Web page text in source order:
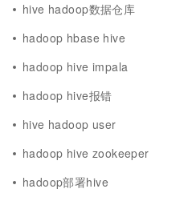
hive hadoop数据仓库
hadoop hbase hive
hadoop hive impala
hadoop hive报错
hive hadoop user
hadoop hive zookeeper
hadoop部署hive